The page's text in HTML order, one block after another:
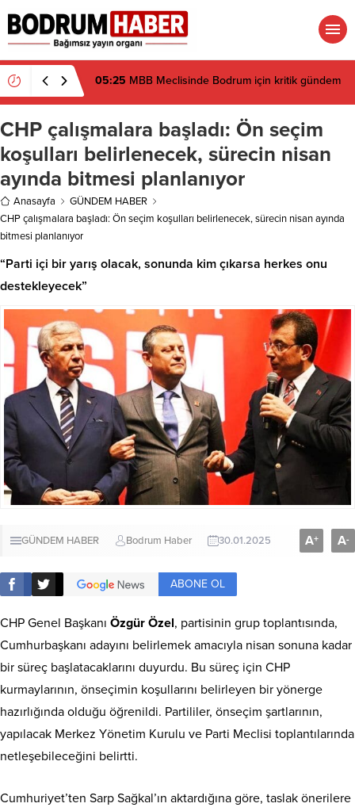
05:25 MBB Meclisinde Bodrum için kritik gündem
CHP çalışmalara başladı: Ön seçim
koşulları belirlenecek, sürecin nisan
ayında bitmesi planlanıyor
Anasayfa
GÜNDEM HABER
CHP çalışmalara başladı: Ön seçim koşulları belirlenecek, sürecin nisan ayında
bitmesi planlanıyor
“Parti içi bir yarış olacak, sonunda kim çıkarsa herkes onu
destekleyecek”
GÜNDEM HABER Bodrum Haber 30.01.2025 A+ A-
ABONE OL
CHP Genel Başkanı Özgür Özel, partisinin grup toplantısında,
Cumhurbaşkanı adayını belirlemek amacıyla nisan sonuna kadar
bir süreç başlatacaklarını duyurdu. Bu süreç için CHP
kurmaylarının, önseçimin koşullarını belirleyen bir yönerge
hazırlığında olduğu öğrenildi. Partililer, önseçim şartlarının,
yapılacak Merkez Yönetim Kurulu ve Parti Meclisi toplantılarında
netleşebileceğini belirtti.
Cumhuriyet’ten Sarp Sağkal’ın aktardığına göre, taslak önerilere